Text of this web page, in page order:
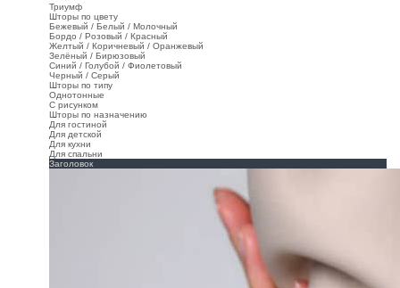
Триумф
Шторы по цвету
Бежевый / Белый / Молочный
Бордо / Розовый / Красный
Желтый / Коричневый / Оранжевый
Зелёный / Бирюзовый
Синий / Голубой / Фиолетовый
Черный / Серый
Шторы по типу
Однотонные
С рисунком
Шторы по назначению
Для гостиной
Для детской
Для кухни
Для спальни
Заголовок